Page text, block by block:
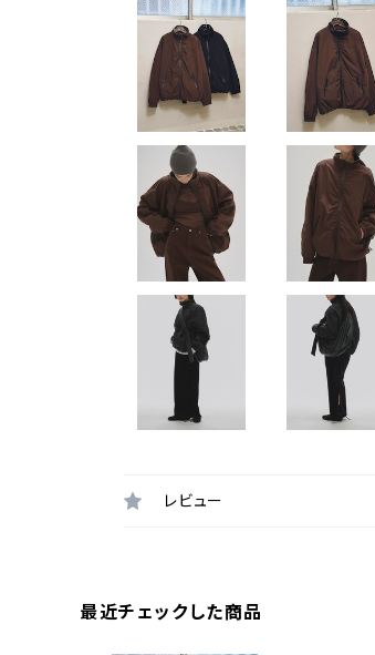
レビュー
最近チェックした商品